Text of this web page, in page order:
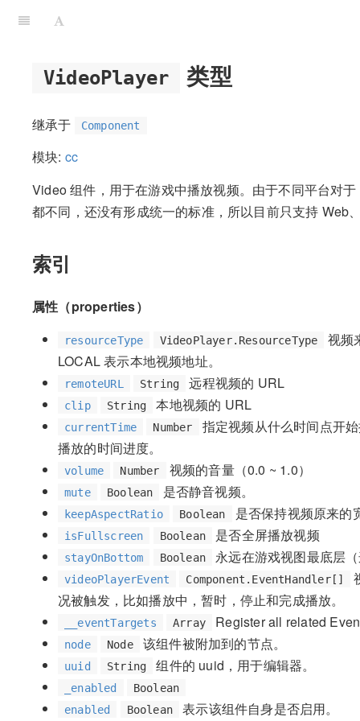
VideoPlayer 类型
继承于 Component
模块: cc
Video 组件，用于在游戏中播放视频。由于不同平台对
都不同，还没有形成统一的标准，所以目前只支持 Web
索引
属性（properties）
resourceType VideoPlayer.ResourceType
视频
LOCAL 表示本地视频地址。
remoteURL String 远程视频的 URL
clip String 本地视频的 URL
currentTime Number
指定视频从什么时间点开
播放的时间进度。
volume Number 视频的音量（0.0 ~ 1.0）
mute Boolean 是否静音视频。
keepAspectRatio Boolean 是否保持视频原来的
isFullscreen Boolean 是否全屏播放视频
stayOnBottom Boolean 永远在游戏视图最底层
videoPlayerEvent Component.EventHandler[]
况被触发，比如播放中，暂时，停止和完成播放。
__eventTargets Array Register all related
node Node 该组件被附加到的节点。
uuid String 组件的 uuid，用于编辑器。
_enabled
Boolean
enabled
Boolean
表示该组件自身是否启用。